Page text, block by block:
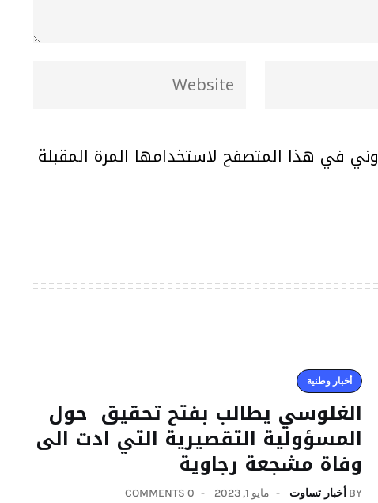
في هذا المتصفح لاستخدامها المرة المقبلة
أخبار وطنية
الغلوسي يطالب بفتح تحقيق حول
المسؤولية التقصيرية التي ادت الى
وفاة مشجعة رجاوية
BY أخبار تساوت مايو 1, 2023 0 COMMENTS